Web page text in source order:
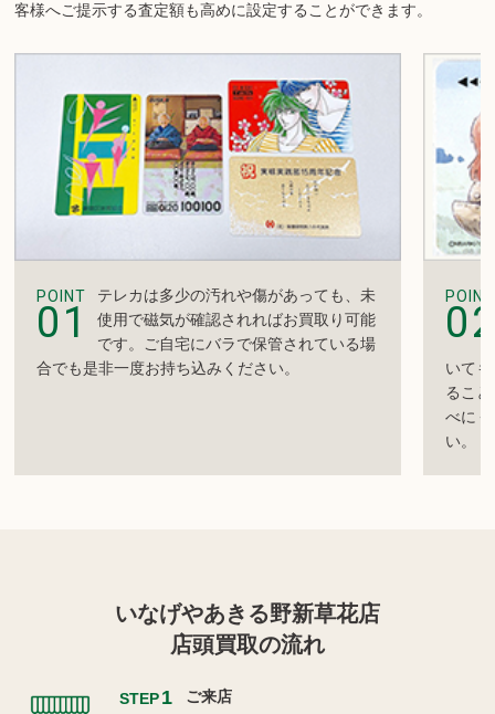
客様へご提示する査定額も高めに設定することができます。
POINT
01
テレカは多少の汚れや傷があっても、未
使用で磁気が確認されればお買取り可能
です。ご自宅にバラで保管されている場
合でも是非一度お持ち込みください。
POINT
いて
るこ
べに
い。
いなげやあきる野新草花店
店頭買取の流れ
STEP1 ご来店